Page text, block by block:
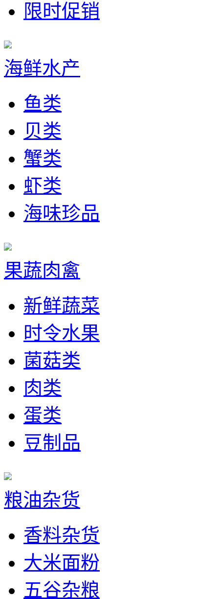
限时促销
海鲜水产
鱼类
贝类
蟹类
虾类
海味珍品
果蔬肉禽
新鲜蔬菜
时令水果
菌菇类
肉类
蛋类
豆制品
粮油杂货
香料杂货
大米面粉
五谷杂粮